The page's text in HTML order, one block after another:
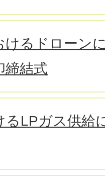
けるドローン
締結式
るLPガス供給